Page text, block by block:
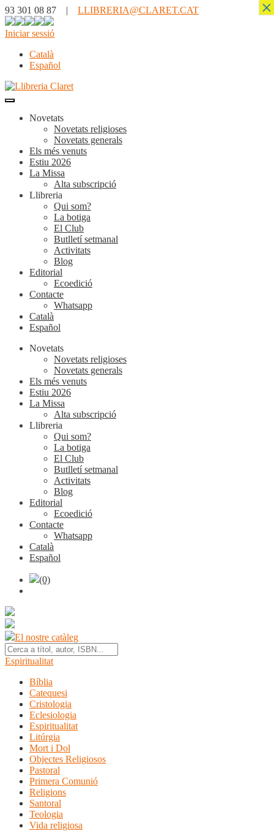
93 301 08 87 | LLIBRERIA@CLARET.CAT
Iniciar sessió
Català
Español
Novetats
Novetats religioses
Novetats generals
Els més venuts
Estiu 2026
La Missa
Alta subscripció
Llibreria
Qui som?
La botiga
El Club
Butlletí setmanal
Activitats
Blog
Editorial
Ecoedició
Contacte
Whatsapp
Català
Español
Novetats
Novetats religioses
Novetats generals
Els més venuts
Estiu 2026
La Missa
Alta subscripció
Llibreria
Qui som?
La botiga
El Club
Butlletí setmanal
Activitats
Blog
Editorial
Ecoedició
Contacte
Whatsapp
Català
Español
(0)
El nostre catàleg
Espiritualitat
Bíblia
Catequesi
Cristologia
Eclesiologia
Espiritualitat
Litúrgia
Mort i Dol
Objectes Religiosos
Pastoral
Primera Comunió
Religions
Santoral
Teologia
Vida religiosa
×